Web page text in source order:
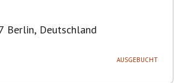
Berlin, Deutschland
AUSGEBUCHT